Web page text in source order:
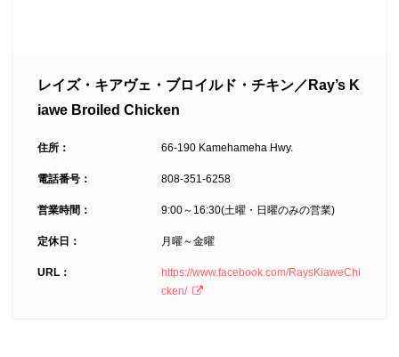
レイズ・キアヴェ・ブロイルド・チキン／Ray’s K
iawe Broiled Chicken
住所： 66-190 Kamehameha Hwy.
電話番号： 808-351-6258
営業時間： 9:00～16:30(土曜・日曜のみの営業)
定休日： 月曜～金曜
URL：
https://www.facebook.com/RaysKiaweChi
cken/